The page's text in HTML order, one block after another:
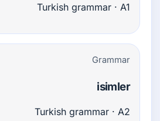
Turkish grammar · A1
Grammar
isimler
Turkish grammar · A2